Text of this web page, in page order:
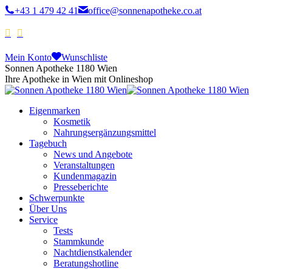
+43 1 479 42 41 office@sonnenapotheke.co.at
Mein Konto
Wunschliste
Sonnen Apotheke 1180 Wien
Ihre Apotheke in Wien mit Onlineshop
Eigenmarken
Kosmetik
Nahrungsergänzungsmittel
Tagebuch
News und Angebote
Veranstaltungen
Kundenmagazin
Presseberichte
Schwerpunkte
Über Uns
Service
Tests
Stammkunde
Nachtdienstkalender
Beratungshotline